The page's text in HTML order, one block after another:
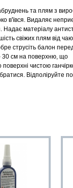
та плям з
в'ївся. Видаляє
Надає матеріалу
свіжих плям від
струсіть балон
- 30 см на поверхню, що
поверхні чистою
Відполіруйте